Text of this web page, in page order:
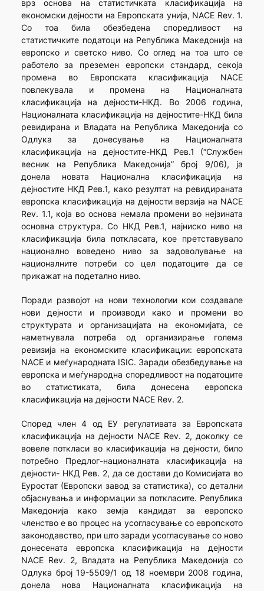
врз основа на статистичката класификација на
економски дејности на Европската унија, NACE Rev. 1.
Со тоа била обезбедена споредливост на
статистичките податоци на Република Македонија на
европско и светско ниво. Со оглед на тоа што се
работело за преземен европски стандард, секоја
промена во Европската класификација NACE
повлекувала и промена на Националната
класификација на дејности-НКД. Во 2006 година,
Националната класификација на дејностите-НКД била
ревидирана и Владата на Република Македонија со
Одлука за донесување на Националната
класификација на дејностите-НКД Рев.1 (“Службен
весник на Република Македонија” број 9/06), ја
донела новата Национална класификација на
дејностите НКД Рев.1, како резултат на ревидираната
европска класификација на дејности верзија на NACE
Rev. 1.1, која во основа немала промени во нејзината
основна структура. Со НКД Рев.1, најниско ниво на
класификација била поткласата, кое претставувало
национално воведено ниво за задоволување на
националните потреби со цел податоците да се
прикажат на подетално ниво.
Поради развојот на нови технологии кои создавале
нови дејности и производи како и промени во
структурата и организацијата на економијата, се
наметнувала потреба од организирање голема
ревизија на економските класификации: европската
NACE и меѓународната ISIC. Заради обезбедување на
европска и меѓународна споредливост на податоците
во статистиката, била донесена европска
класификација на дејности NACE Rev. 2.
Според член 4 од ЕУ регулативата за Европската
класификација на дејности NACE Rev. 2, доколку се
вовеле поткласи во класификација на дејности, било
потребно Предлог-националната класификација на
дејности- НКД Рев. 2, да се достави до Комисијата во
Еуростат (Европски завод за статистика), со детални
објаснувања и информации за поткласите. Република
Македонија како земја кандидат за европско
членство е во процес на усогласување со европското
законодавство, при што заради усогласување со ново
донесената европска класификација на дејности
NACE Rev. 2, Владата на Република Македонија со
Одлука број 19-5509/1 од 18 ноември 2008 година,
донела нова Националната класификација на